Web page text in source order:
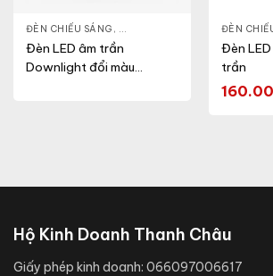
ĐÈN CHIẾU SÁNG , ĐÈN LED DOWNLIGHT, THIẾT
Đèn LED âm trần
Downlight đổi màu
ĐÈN
Đèn
trần
, THIẾT BỊ CHIẾU SÁNG
Hộ Kinh Doanh Thanh Châu
Giấy phép kinh doanh: 066097006617